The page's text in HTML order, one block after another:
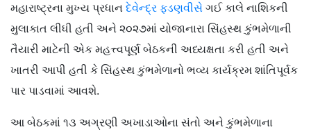
મહારાષ્ટ્રના મુખ્ય પ્રધાન દેવેન્દ્ર ફડણવીસે ગઈ કાલે નાશિકની
મુલાકાત લીધી હતી અને ૨૦૨૭માં યોજાનારા સિંહસ્થ કુંભમેળાની
તૈયારી માટેની એક મહત્ત્વપૂર્ણ બેઠકની અધ્યક્ષતા કરી હતી અને
ખાતરી આપી હતી કે સિંહસ્થ કુંભમેળાનો ભવ્ય કાર્યક્રમ શાંતિપૂર્વક
પાર પાડવામાં આવશે.
આ બેઠકમાં ૧૩ અગ્રણી અખાડાઓના સંતો અને કુંભમેળાના